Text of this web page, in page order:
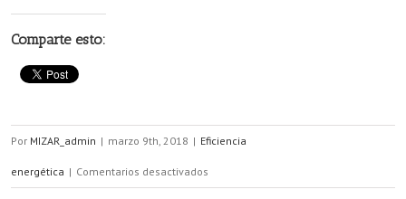
Comparte esto:
Por MIZAR_admin | marzo 9th, 2018 | Eficiencia
energética | Comentarios desactivados